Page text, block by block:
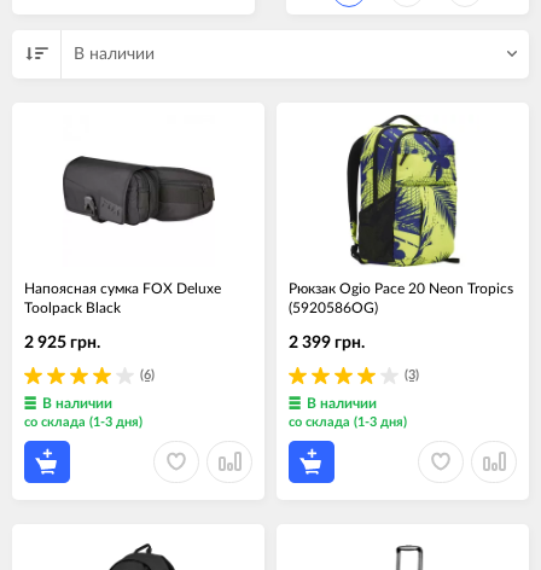
В наличии
Напоясная сумка FOX Deluxe
Toolpack Black
(6)
2 925 грн.
В наличии
со склада (1-3 дня)
Рюкзак Ogio Pace 20 Neon Tropics
(5920586OG)
(3)
2 399 грн.
В наличии
со склада (1-3 дня)